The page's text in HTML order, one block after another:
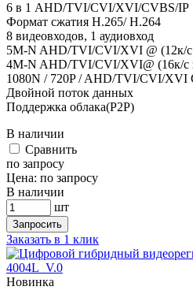
6 в 1 AHD/TVI/CVI/XVI/CVBS/IP
Формат сжатия H.265/ H.264
8 видеовходов, 1 аудиовход
5M-N AHD/TVI/CVI/XVI @ (12к/
4M-N AHD/TVI/CVI/XVI@ (16к/с
1080N / 720P / AHD/TVI/CVI/XVI
Двойной поток данных
Поддержка облака(P2P)
В наличии
Cравнить
по запросу
Цена: по запросу
В наличии
шт
Запросить
Заказать в 1 клик
Новинка